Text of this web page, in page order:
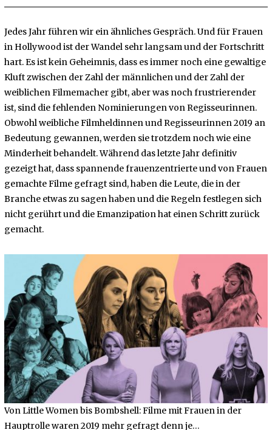
Y
,
2
2
Jedes Jahr führen wir ein ähnliches Gespräch. Und für Frauen
in Hollywood ist der Wandel sehr langsam und der Fortschritt
hart. Es ist kein Geheimnis, dass es immer noch eine gewaltige
Kluft zwischen der Zahl der männlichen und der Zahl der
weiblichen Filmemacher gibt, aber was noch frustrierender
ist, sind die fehlenden Nominierungen von Regisseurinnen.
Obwohl weibliche Filmheldinnen und Regisseurinnen 2019 an
Bedeutung gewannen, werden sie trotzdem noch wie eine
Minderheit behandelt. Während das letzte Jahr definitiv
gezeigt hat, dass spannende frauenzentrierte und von Frauen
gemachte Filme gefragt sind, haben die Leute, die in der
Branche etwas zu sagen haben und die Regeln festlegen sich
nicht gerührt und die Emanzipation hat einen Schritt zurück
gemacht.
Von Little Women bis Bombshell: Filme mit Frauen in der
Hauptrolle waren 2019 mehr gefragt denn je…